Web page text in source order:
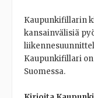
Kaupunkifillarin
kansainvälisiä
Kaupunkifillari
Suomessa.